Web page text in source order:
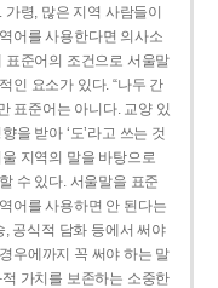
령, 많은 지역 사람들이
어를 사용한다면 의사소
표준어의 조건으로 서울말
인 요소가 있다. “나두 간
표준어는 아니다. 교양 있
을 받아 ‘도’라고 쓰는 것
지역의 말을 바탕으로
수 있다. 서울말을 표준
어를 사용하면 안 된다는
공식적 담화 등에서 써야
우에까지 꼭 써야 하는 말
가치를 보존하는 소중한